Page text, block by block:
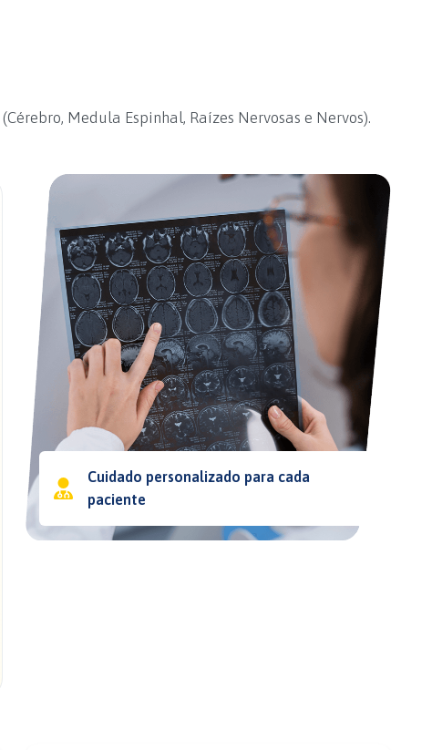
Medula Espinhal, Raízes Nervosas e Nervos).
Cuidado personalizado para cada
paciente